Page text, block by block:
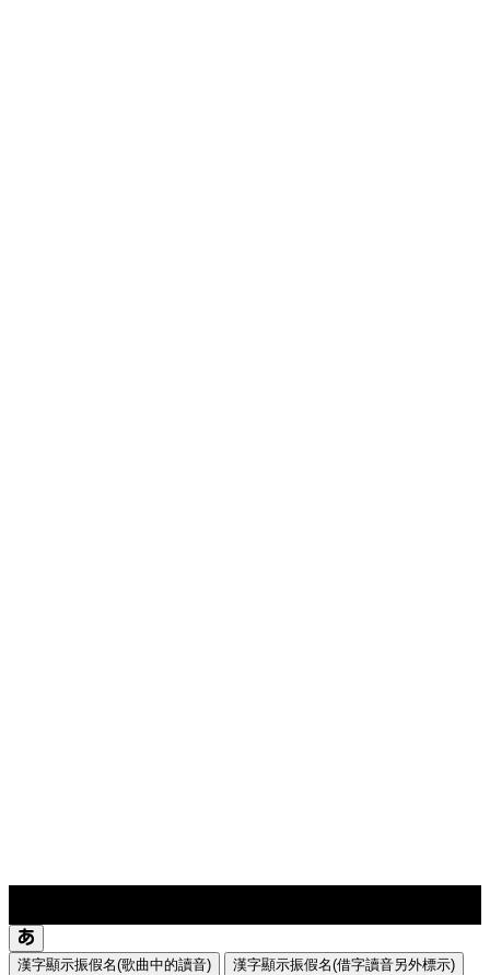
漢字顯示振假名(歌曲中的讀音)
漢字顯示振假名(借字讀音另外標示)